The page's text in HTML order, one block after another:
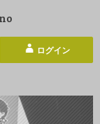
ログイン